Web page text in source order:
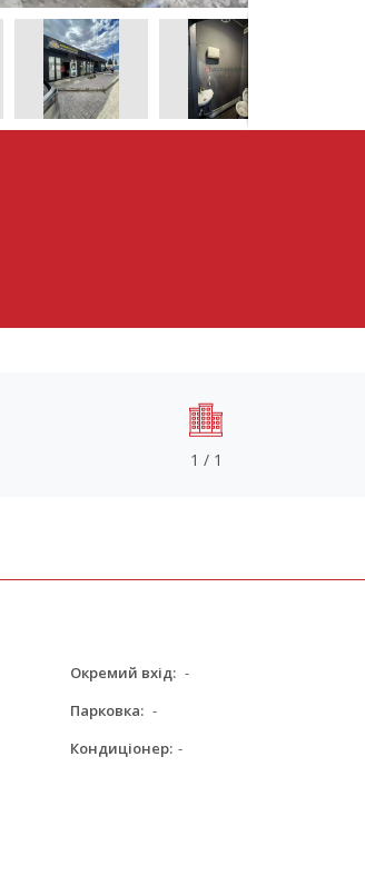
1 / 1
Окремий вхід: -
Парковка: -
Кондиціонер: -